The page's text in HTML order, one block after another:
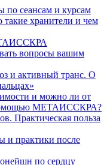
по сеансам и курсам
хранители и чем
вопросы вашим
и активный транс. О
и можно ли от
МЕТАИССКРА?
Практическая польза
и практики после
по сердцу